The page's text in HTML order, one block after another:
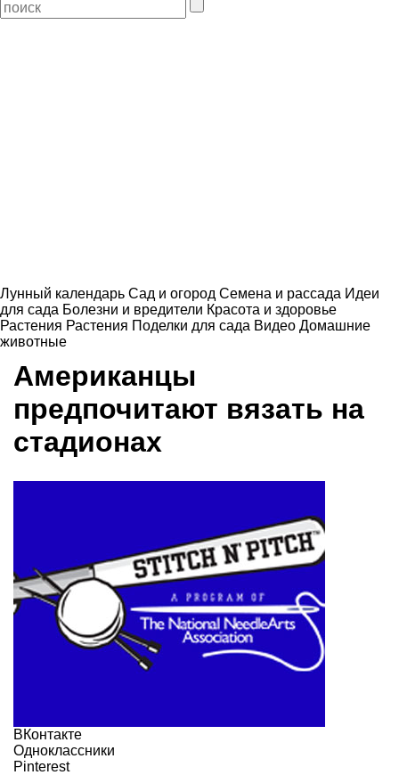
Лунный календарь Сад и огород Семена и рассада Идеи
для сада Болезни и вредители Красота и здоровье
Растения Растения Поделки для сада Видео Домашние
животные
Американцы
предпочитают вязать на
стадионах
ВКонтакте
Одноклассники
Pinterest